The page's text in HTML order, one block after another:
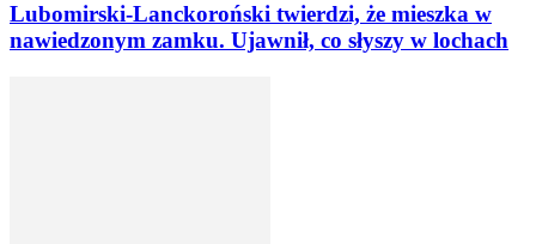
Lubomirski-Lanckoroński twierdzi, że mieszka w
nawiedzonym zamku. Ujawnił, co słyszy w lochach